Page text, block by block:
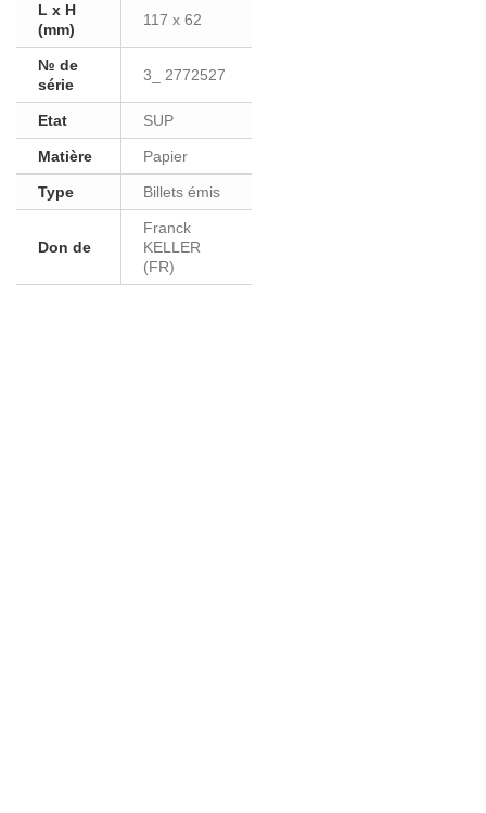
L x H
(mm)
117 x 62
№ de
série
3_ 2772527
Etat SUP
Matière Papier
Type Billets émis
Don de
Franck
KELLER
(FR)